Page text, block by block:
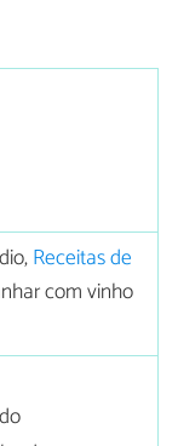
Receitas de
com vinho